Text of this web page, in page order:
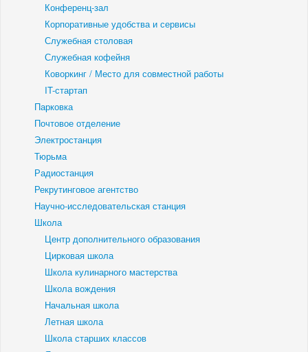
Конференц-зал
Корпоративные удобства и сервисы
Служебная столовая
Служебная кофейня
Коворкинг / Место для совместной работы
IT-стартап
Парковка
Почтовое отделение
Электростанция
Тюрьма
Радиостанция
Рекрутинговое агентство
Научно-исследовательская станция
Школа
Центр дополнительного образования
Цирковая школа
Школа кулинарного мастерства
Школа вождения
Начальная школа
Летная школа
Школа старших классов